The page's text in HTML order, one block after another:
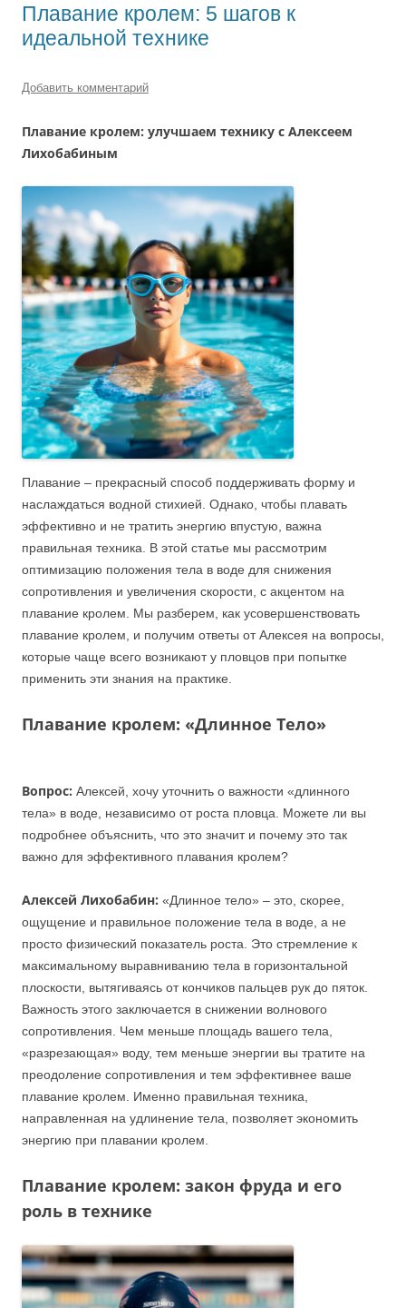
Плавание кролем: 5 шагов к
идеальной технике
Добавить комментарий
Плавание кролем: улучшаем технику с Алексеем
Лихобабиным
Плавание – прекрасный способ поддерживать форму и
наслаждаться водной стихией. Однако, чтобы плавать
эффективно и не тратить энергию впустую, важна
правильная техника. В этой статье мы рассмотрим
оптимизацию положения тела в воде для снижения
сопротивления и увеличения скорости, с акцентом на
плавание кролем. Мы разберем, как усовершенствовать
плавание кролем, и получим ответы от Алексея на вопросы,
которые чаще всего возникают у пловцов при попытке
применить эти знания на практике.
Плавание кролем: «Длинное Тело»
Вопрос: Алексей, хочу уточнить о важности «длинного
тела» в воде, независимо от роста пловца. Можете ли вы
подробнее объяснить, что это значит и почему это так
важно для эффективного плавания кролем?
Алексей Лихобабин: «Длинное тело» – это, скорее,
ощущение и правильное положение тела в воде, а не
просто физический показатель роста. Это стремление к
максимальному выравниванию тела в горизонтальной
плоскости, вытягиваясь от кончиков пальцев рук до пяток.
Важность этого заключается в снижении волнового
сопротивления. Чем меньше площадь вашего тела,
«разрезающая» воду, тем меньше энергии вы тратите на
преодоление сопротивления и тем эффективнее ваше
плавание кролем. Именно правильная техника,
направленная на удлинение тела, позволяет экономить
энергию при плавании кролем.
Плавание кролем: закон фруда и его
роль в технике